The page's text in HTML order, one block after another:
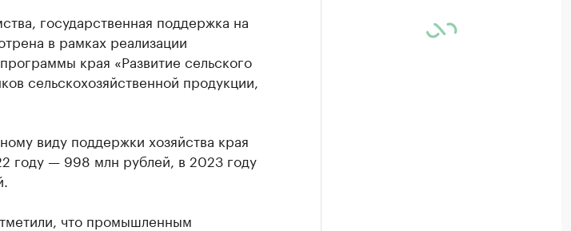
государственная поддержка на
в рамках реализации
края «Развитие сельского
сельскохозяйственной продукции,
виду поддержки хозяйства края
году — 998 млн рублей, в 2023 году
что промышленным